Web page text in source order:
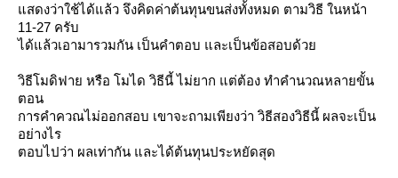
สดงว่าใช้ได้แล้ว จึงคิดค่าต้นทุนขนส่งทั้งหมด ตามวิธี ในหน้า
11-27 ครับ
ได้แล้วเอามารวมกัน เป็นคำตอบ และเป็นข้อสอบด้ว
วิธีโมดิฟาย หรือ โมได วิธีนี้ ไม่ยาก แต่ต้อง ทำคำนวณหลายขั้น
ตอน
การคำควณไม่ออกสอบ เขาจะถามเพียงว่า วิธีสองวิธีนี้ ผลจะเป็น
อย่างไร
ตอบไปว่า ผลเท่ากัน และได้ต้นทุนประหยัดสุด